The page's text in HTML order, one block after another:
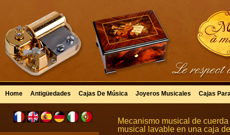
Home Antigüedades Cajas De Música Joyeros Musicales Cajas
Mecanismo musical de
musical lavable en una caja